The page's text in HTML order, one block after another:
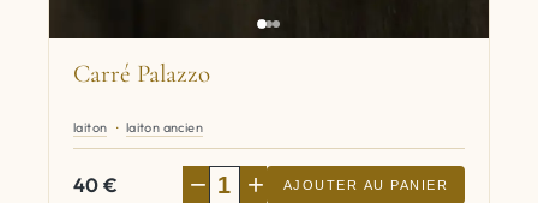
Carré Palazzo
laiton laiton ancien
40€ − + AJOUTER AU PANIER